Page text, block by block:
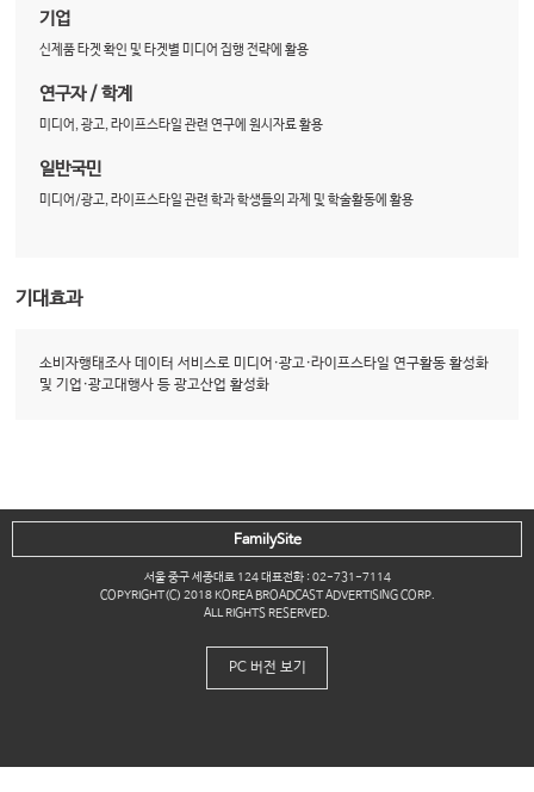
기업
신제품 타겟 확인 및 타겟별 미디어 집행 전략에 활용
연구자 / 학계
미디어, 광고, 라이프스타일 관련 연구에 원시자료 활용
일반국민
미디어/광고, 라이프스타일 관련 학과 학생들의 과제 및 학술활동에 활용
기대효과
소비자행태조사 데이터 서비스로 미디어·광고·라이프스타일 연구활동 활성화
및 기업·광고대행사 등 광고산업 활성화
서울 중구 세종대로 124 대표전화 : 02-731-7114
COPYRIGHT(C) 2018 KOREA BROADCAST ADVERTISING CORP.
ALL RIGHTS RESERVED.
FamilySite
PC 버전 보기